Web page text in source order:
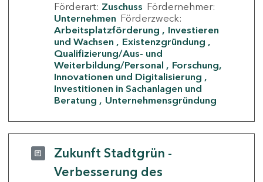
Förderart: Zuschuss Fördernehmer:
Unternehmen Förderzweck:
Arbeitsplatzförderung
Investieren
und Wachsen
Existenzgründung
Qualifizierung/Aus- und
Weiterbildung/Personal
Forschung,
Innovationen und Digitalisierung
Investitionen in Sachanlagen und
Beratung
Unternehmensgründung
Zukunft Stadtgrün -
Verbesserung des